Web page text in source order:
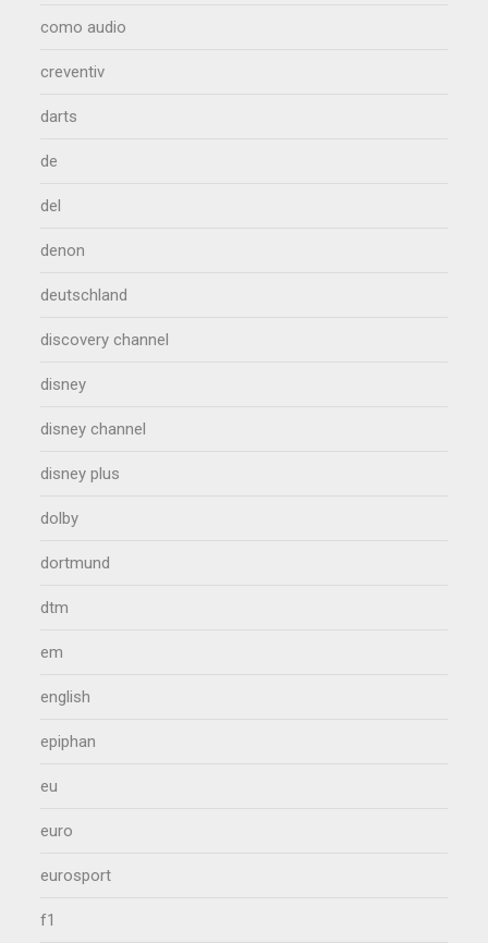
como audio
creventiv
darts
de
del
denon
deutschland
discovery channel
disney
disney channel
disney plus
dolby
dortmund
dtm
em
english
epiphan
eu
euro
eurosport
f1